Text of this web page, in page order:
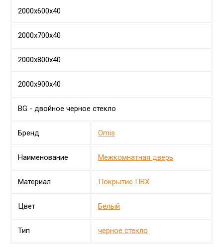
2000х600х40
2000х700х40
2000х800х40
2000х900х40
BG - двойное черное стекло
Бренд Omis
Наименование Межкомнатная дверь
Материал Покрытие ПВХ
Цвет Белый
Тип черное стекло